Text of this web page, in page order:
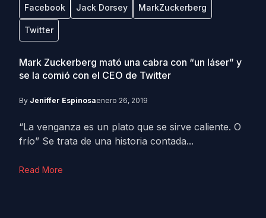
Facebook Jack Dorsey MarkZuckerberg
Twitter
Mark Zuckerberg mató una cabra con “un láser” y
se la comió con el CEO de Twitter
By Jeniffer Espinosaenero 26, 2019
“La venganza es un plato que se sirve caliente. O
frío” Se trata de una historia contada...
Read More